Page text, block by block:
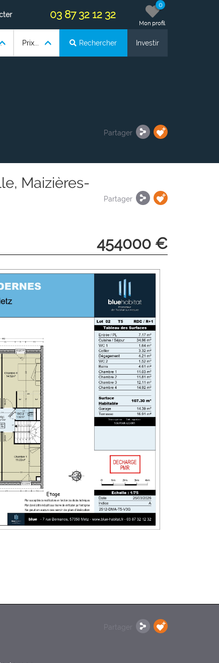
03 87 32 12 32
0
Mon profil
Prix... Rechercher Investir
Partager
Partager
Maizières-
454000 €
Partager